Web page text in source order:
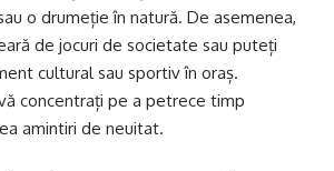
o drumeție în natură. De asemenea,
de jocuri de societate sau puteți
cultural sau sportiv în oraș.
concentrați pe a petrece timp
amintiri de neuitat.